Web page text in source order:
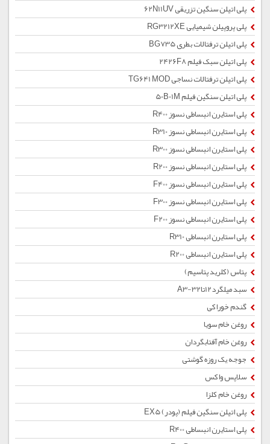
پلی اتیلن سنگین تزریقی 62N11UV
پلی پروپیلن شیمیایی RG3212XE
پلی اتیلن ترفتالات بطری BG735
پلی اتیلن سبک فیلم 2426F8
پلی اتیلن ترفتالات نساجی TG641 MOD
پلی اتیلن سنگین فیلم 50B01M
پلی استایرن انبساطی نسوز R400
پلی استایرن انبساطی نسوز R310
پلی استایرن انبساطی نسوز R300
پلی استایرن انبساطی نسوز R200
پلی استایرن انبساطی نسوز F400
پلی استایرن انبساطی نسوز F300
پلی استایرن انبساطی نسوز F200
پلی استایرن انبساطی R310
پلی استایرن انبساطی R200
پتاس (کلرید پتاسیم)
سبد میلگرد12تا32-A3
گندم خوراکی
روغن خام سویا
روغن خام آفتابگردان
جوجه یک روزه گوشتی
سلاپس واکس
روغن خام کلزا
پلی اتیلن سنگین فیلم (پودر) EX5
پلی استایرن انبساطی R400